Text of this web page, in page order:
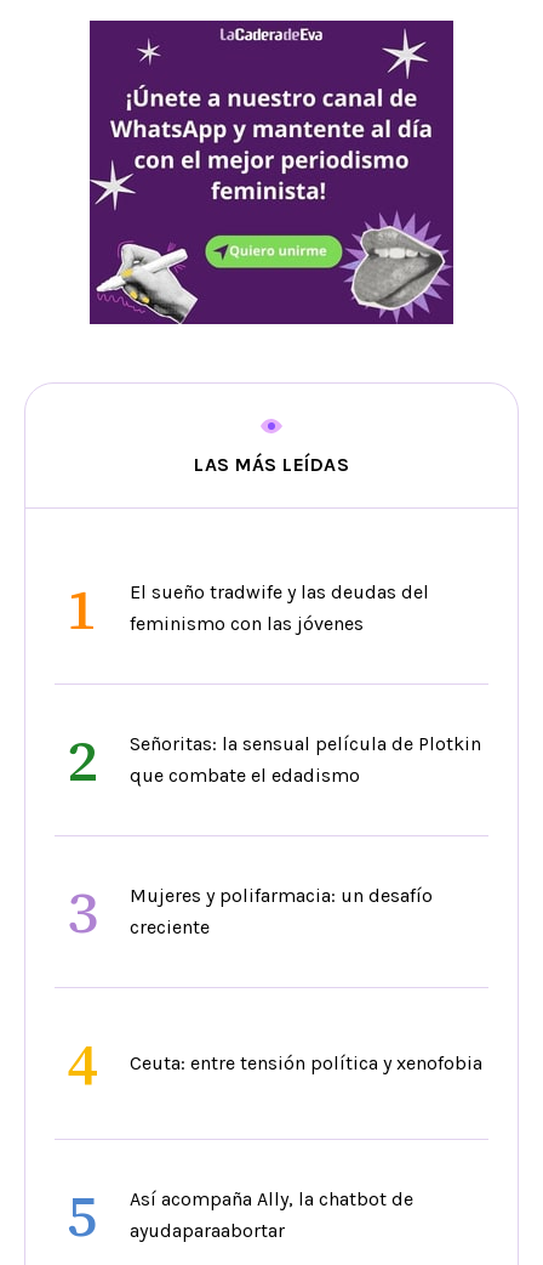
LAS MÁS LEÍDAS
1
El sueño tradwife y las deudas del
feminismo con las jóvenes
2
Señoritas: la sensual película de Plotkin
que combate el edadismo
3
Mujeres y polifarmacia: un desafío
creciente
4 Ceuta: entre tensión política y xenofobia
5
Así acompaña Ally, la chatbot de
ayudaparaabortar